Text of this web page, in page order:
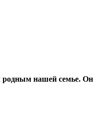
родным нашей семье. Он